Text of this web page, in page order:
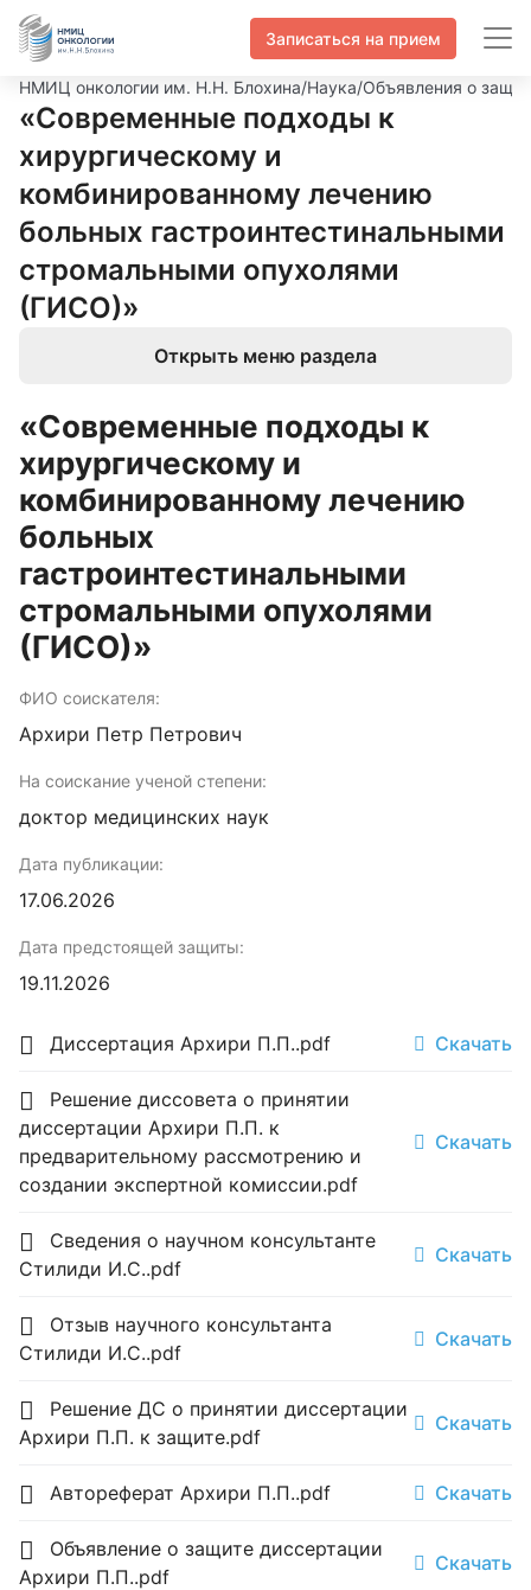
Записаться на прием
НМИЦ онкологии им. Н.Н. Блохина/Наука/Объявления о
«Современные подходы к
хирургическому и
комбинированному лечению
больных гастроинтестинальными
стромальными опухолями
(ГИСО)»
Открыть меню раздела
«Современные подходы к
хирургическому и
комбинированному лечению
больных
гастроинтестинальными
стромальными опухолями
(ГИСО)»
ФИО соискателя:
Архири Петр Петрович
На соискание ученой степени:
доктор медицинских наук
Дата публикации:
17.06.2026
Дата предстоящей защиты:
19.11.2026
Диссертация Архири П.П..pdf Скачать
Решение диссовета о принятии
диссертации Архири П.П. к
предварительному рассмотрению и
создании экспертной комиссии.pdf
Скачать
Сведения о научном консультанте
Стилиди И.С..pdf
Скачать
Отзыв научного консультанта
Стилиди И.С..pdf
Скачать
Решение ДС о принятии диссертации
Архири П.П. к защите.pdf
Скачать
Автореферат Архири П.П..pdf Скачать
Объявление о защите диссертации
Архири П.П..pdf
Скачать